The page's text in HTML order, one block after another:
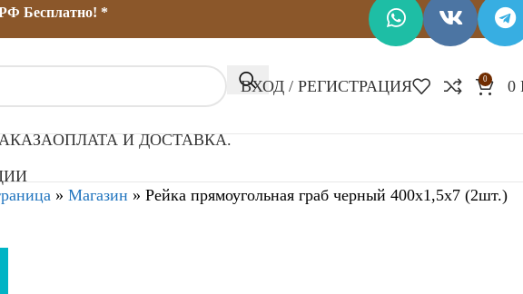
Бесплатно! *
ВХОД / РЕГИСТРАЦИЯ 0 0
ОПЛАТА И ДОСТАВКА.
» Магазин » Рейка прямоугольная граб черный 400х1,5х7 (2шт.)